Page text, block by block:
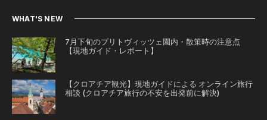
WHAT'S NEW
7月下旬のプリトヴィッツェ園内・散策時の注意点
【現地ガイド・レポート】
【クロアチア観光】現地ガイドによる オンライン旅行
相談 (クロアチア旅行の不安を出発前に解決)